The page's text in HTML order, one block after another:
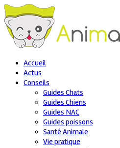
Accueil
Actus
Conseils
Guides Chats
Guides Chiens
Guides NAC
Guides poissons
Santé Animale
Vie pratique